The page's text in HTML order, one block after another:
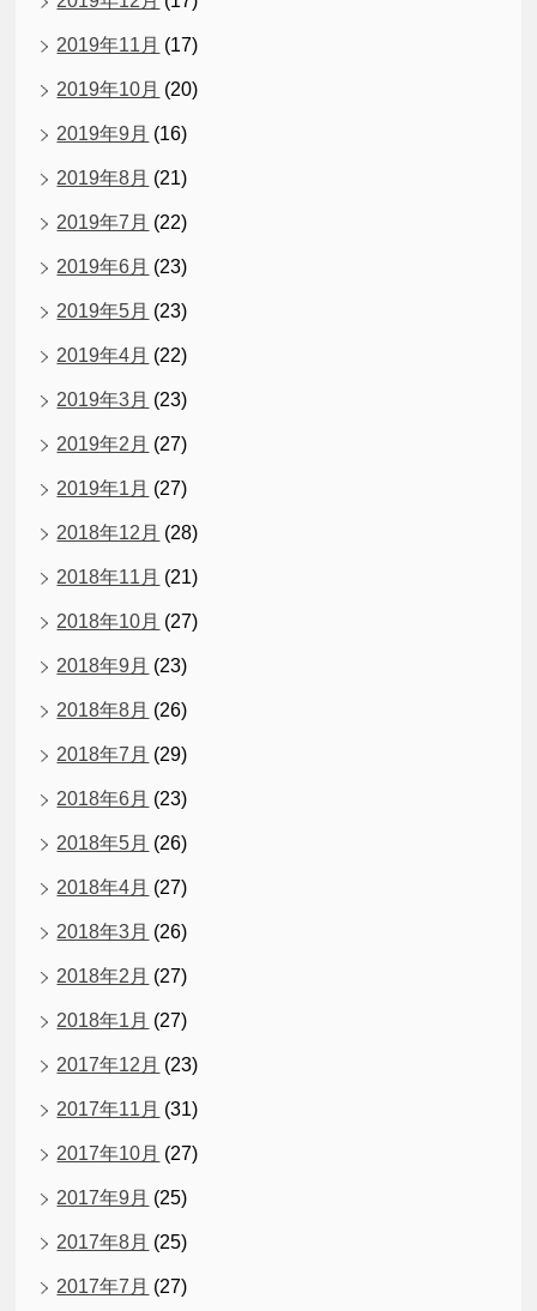
2019年11月 (17)
2019年10月 (20)
2019年9月 (16)
2019年8月 (21)
2019年7月 (22)
2019年6月 (23)
2019年5月 (23)
2019年4月 (22)
2019年3月 (23)
2019年2月 (27)
2019年1月 (27)
2018年12月 (28)
2018年11月 (21)
2018年10月 (27)
2018年9月 (23)
2018年8月 (26)
2018年7月 (29)
2018年6月 (23)
2018年5月 (26)
2018年4月 (27)
2018年3月 (26)
2018年2月 (27)
2018年1月 (27)
2017年12月 (23)
2017年11月 (31)
2017年10月 (27)
2017年9月 (25)
2017年8月 (25)
2017年7月 (27)